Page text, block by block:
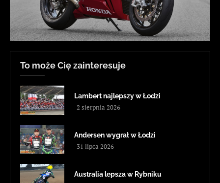
To może Cię zainteresuje
Lambert najlepszy w Łodzi
2 sierpnia 2026
Andersen wygrał w Łodzi
31 lipca 2026
Australia lepsza w Rybniku